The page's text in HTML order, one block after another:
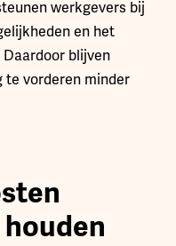
werkgevers bij
en het
blijven
te vorderen minder